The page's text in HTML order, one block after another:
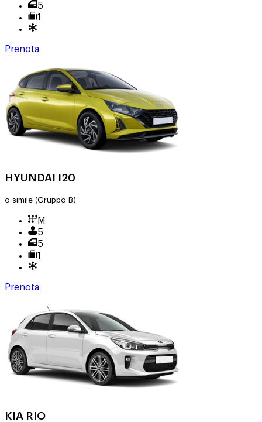
5
1
Prenota
HYUNDAI I20
o simile (Gruppo B)
M
5
5
1
Prenota
KIA RIO